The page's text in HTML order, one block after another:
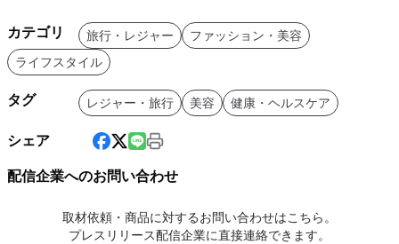
カテゴリ 旅行・レジャー
ファッション・美容
ライフスタイル
タグ レジャー・旅行 美容 健康・ヘルスケア
シェア
配信企業へのお問い合わせ
取材依頼・商品に対するお問い合わせはこちら。
プレスリリース配信企業に直接連絡できます。